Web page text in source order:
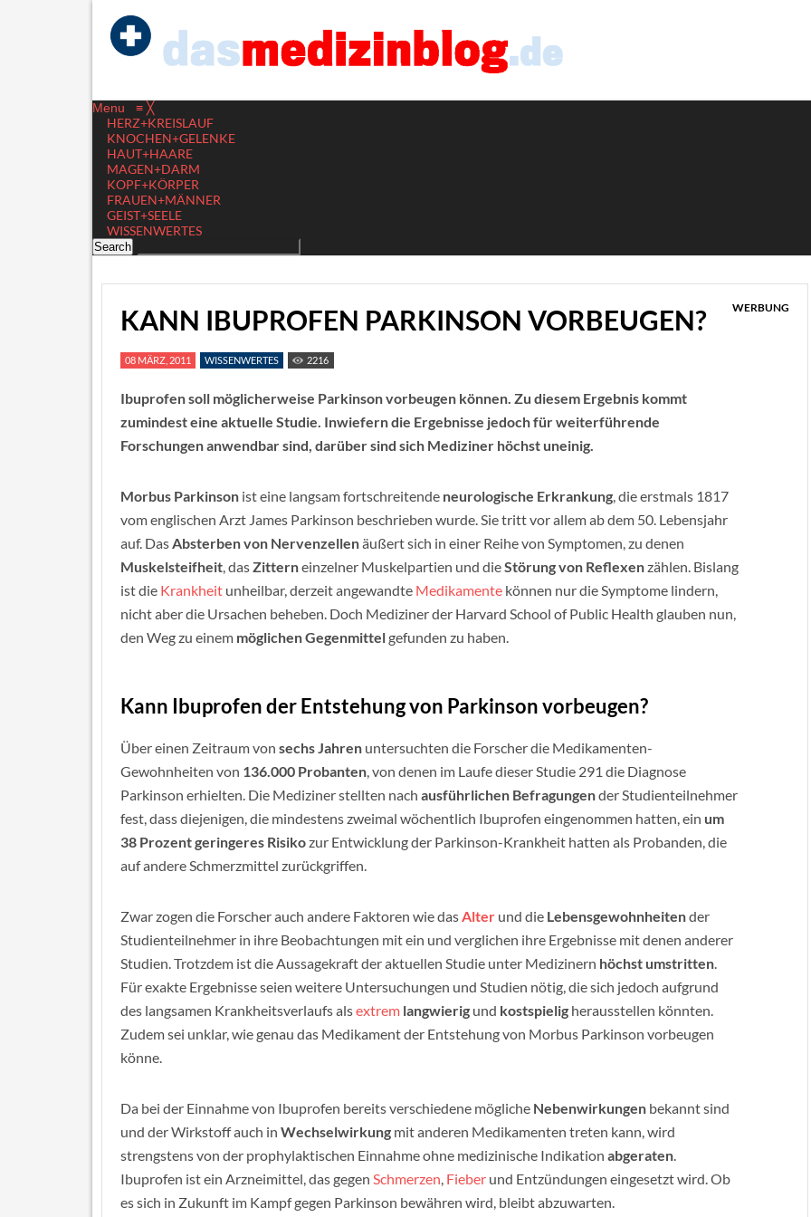
Menu ≡ ╳
HERZ+KREISLAUF
KNOCHEN+GELENKE
HAUT+HAARE
MAGEN+DARM
KOPF+KÖRPER
FRAUEN+MÄNNER
GEIST+SEELE
WISSENWERTES
KANN IBUPROFEN PARKINSON VORBEUGEN? WERBUNG
08 MÄRZ, 2011 WISSENWERTES 2216
Ibuprofen soll möglicherweise Parkinson vorbeugen können. Zu diesem Ergebnis kommt
zumindest eine aktuelle Studie. Inwiefern die Ergebnisse jedoch für weiterführende
Forschungen anwendbar sind, darüber sind sich Mediziner höchst uneinig.
Morbus Parkinson ist eine langsam fortschreitende neurologische Erkrankung, die erstmals 1817
vom englischen Arzt James Parkinson beschrieben wurde. Sie tritt vor allem ab dem 50. Lebensjahr
auf. DasAbsterben von Nervenzellenäußert sich in einer Reihe von Symptomen, zu denen
Muskelsteifheit, dasZitterneinzelner Muskelpartien und dieStörung von Reflexenzählen. Bislang
ist die Krankheit unheilbar, derzeit angewandte Medikamente können nur die Symptome lindern,
nicht aber die Ursachen beheben. Doch Mediziner der Harvard School of Public Health glauben nun,
den Weg zu einem möglichen Gegenmittelgefunden zu haben.
Kann Ibuprofen der Entstehung von Parkinson vorbeugen?
Über einen Zeitraum von sechs Jahren untersuchten die Forscher die Medikamenten-
Gewohnheiten von 136.000 Probanten, von denen im Laufe dieser Studie 291 die Diagnose
Parkinson erhielten. Die Mediziner stellten nach ausführlichen Befragungender Studienteilnehmer
fest, dass diejenigen, die mindestens zweimal wöchentlich Ibuprofen eingenommen hatten, ein um
38 Prozent geringeres Risikozur Entwicklung der Parkinson-Krankheit hatten als Probanden, die
auf andere Schmerzmittel zurückgriffen.
Zwar zogen die Forscher auch andere Faktoren wie dasAlter und die Lebensgewohnheitender
Studienteilnehmer in ihre Beobachtungen mit ein und verglichen ihre Ergebnisse mit denen anderer
Studien. Trotzdem ist die Aussagekraft der aktuellen Studie unter Medizinern höchst umstritten.
Für exakte Ergebnisse seien weitere Untersuchungen und Studien nötig, die sich jedoch aufgrund
des langsamen Krankheitsverlaufs alsextrem langwierig und kostspielig herausstellen könnten.
Zudem sei unklar, wie genau das Medikament der Entstehung von Morbus Parkinson vorbeugen
könne.
Da bei der Einnahme von Ibuprofen bereits verschiedene mögliche Nebenwirkungen bekannt sind
und der Wirkstoff auch in Wechselwirkung mit anderen Medikamenten treten kann, wird
strengstens von der prophylaktischen Einnahme ohne medizinische Indikation abgeraten.
Ibuprofen ist ein Arzneimittel, das gegen Schmerzen, Fieber und Entzündungen eingesetzt wird. Ob
es sich in Zukunft im Kampf gegen Parkinson bewähren wird, bleibt abzuwarten.